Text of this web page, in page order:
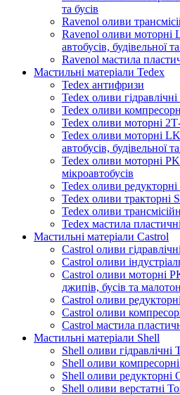
та бусів
Ravenol оливи
Ravenol оливи моторні
автобусів, будівельної
Ravenol мастила
Мастильні матеріали Tedex
Tedex антифризи
Tedex оливи
Tedex оливи
Tedex оливи моторні
Tedex оливи моторні
автобусів, будівельної
Tedex оливи моторні
мікроавтобусів
Tedex оливи
Tedex оливи
Tedex оливи
Tedex мастила пластичні
Мастильні матеріали Castrol
Castrol оливи
Castrol оливи
Castrol оливи моторні
джипів, бусів та
Castrol оливи
Castrol оливи
Castrol мастила
Мастильні матеріали Shell
Shell оливи гідравлічні
Shell оливи
Shell оливи редукторні
Shell оливи верстатні